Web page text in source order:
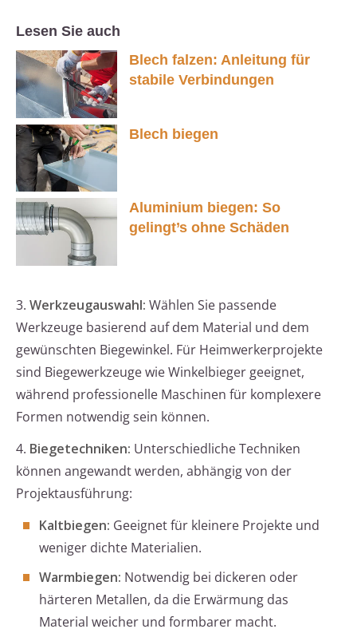
Lesen Sie auch
Blech falzen: Anleitung für
stabile Verbindungen
Blech biegen
Aluminium biegen: So
gelingt’s ohne Schäden
3. Werkzeugauswahl: Wählen Sie passende
Werkzeuge basierend auf dem Material und dem
gewünschten Biegewinkel. Für Heimwerkerprojekte
sind Biegewerkzeuge wie Winkelbieger geeignet,
während professionelle Maschinen für komplexere
Formen notwendig sein können.
4. Biegetechniken: Unterschiedliche Techniken
können angewandt werden, abhängig von der
Projektausführung:
Kaltbiegen: Geeignet für kleinere Projekte und
weniger dichte Materialien.
Warmbiegen: Notwendig bei dickeren oder
härteren Metallen, da die Erwärmung das
Material weicher und formbarer macht.